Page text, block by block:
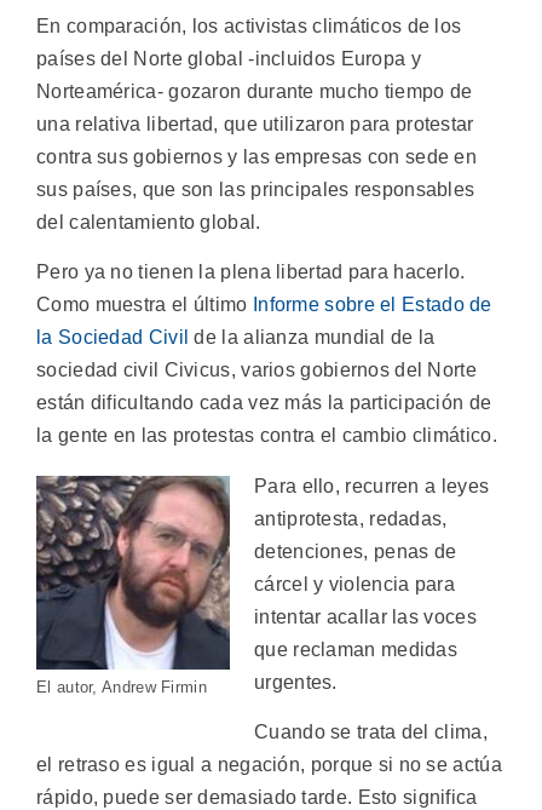
En comparación, los activistas climáticos de los
países del Norte global -incluidos Europa y
Norteamérica- gozaron durante mucho tiempo de
una relativa libertad, que utilizaron para protestar
contra sus gobiernos y las empresas con sede en
sus países, que son las principales responsables
del calentamiento global.
Pero ya no tienen la plena libertad para hacerlo.
Como muestra el último Informe sobre el Estado de
la Sociedad Civil de la alianza mundial de la
sociedad civil Civicus, varios gobiernos del Norte
están dificultando cada vez más la participación de
la gente en las protestas contra el cambio climático.
El autor, Andrew Firmin
Para ello, recurren a leyes
antiprotesta, redadas,
detenciones, penas de
cárcel y violencia para
intentar acallar las voces
que reclaman medidas
urgentes.
Cuando se trata del clima,
el retraso es igual a negación, porque si no se actúa
rápido, puede ser demasiado tarde. Esto significa